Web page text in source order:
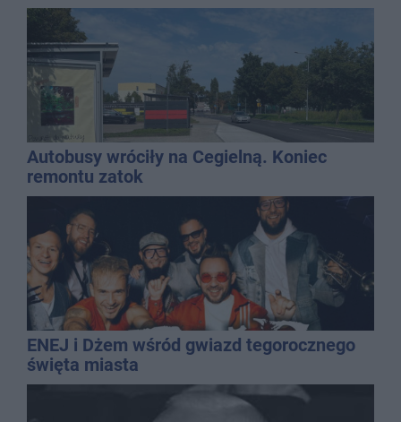
Autobusy wróciły na Cegielną. Koniec
remontu zatok
ENEJ i Dżem wśród gwiazd tegorocznego
święta miasta